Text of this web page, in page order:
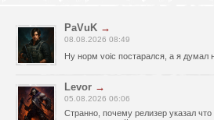
PaVuK →
08.08.2026 08:49
Ну норм voic постарался, а я думал
Levor →
05.08.2026 06:06
Странно, почему релизер указал